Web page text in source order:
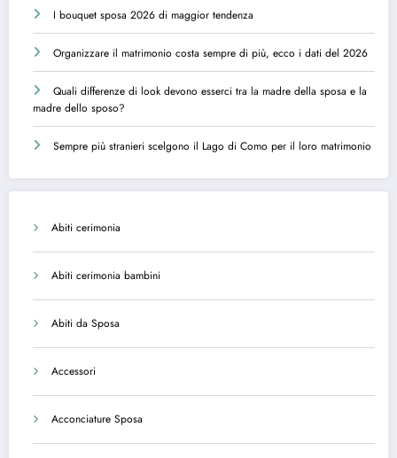
I bouquet sposa 2026 di maggior tendenza
Organizzare il matrimonio costa sempre di più, ecco i dati del 2026
Quali differenze di look devono esserci tra la madre della sposa e la
madre dello sposo?
Sempre più stranieri scelgono il Lago di Como per il loro matrimonio
Abiti cerimonia
Abiti cerimonia bambini
Abiti da Sposa
Accessori
Acconciature Sposa